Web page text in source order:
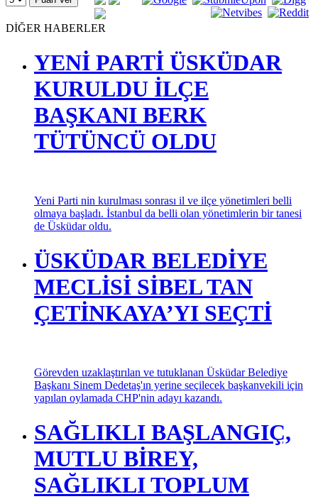
DİĞER HABERLER
YENİ PARTİ ÜSKÜDAR
KURULDU İLÇE
BAŞKANI BERK
TÜTÜNCÜ OLDU
Yeni Parti nin kurulması sonrası il ve ilçe yönetimleri belli
olmaya başladı. İstanbul da belli olan yönetimlerin bir tanesi
de Üsküdar oldu.
ÜSKÜDAR BELEDİYE
MECLİSİ SİBEL TAN
ÇETİNKAYA’YI SEÇTİ
Görevden uzaklaştırılan ve tutuklanan Üsküdar Belediye
Başkanı Sinem Dedetaş'ın yerine seçilecek başkanvekili için
yapılan oylamada CHP'nin adayı kazandı.
SAĞLIKLI BAŞLANGIÇ,
MUTLU BİREY,
SAĞLIKLI TOPLUM